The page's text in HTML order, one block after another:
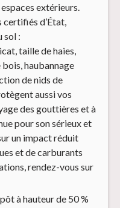
extérieurs.
certifiés d’État,
sol :
taille de haies,
haubannage
de nids de
aussi vos
des gouttières et à
pour son sérieux et
un impact réduit
et de carburants
rendez-vous sur
à hauteur de 50 %